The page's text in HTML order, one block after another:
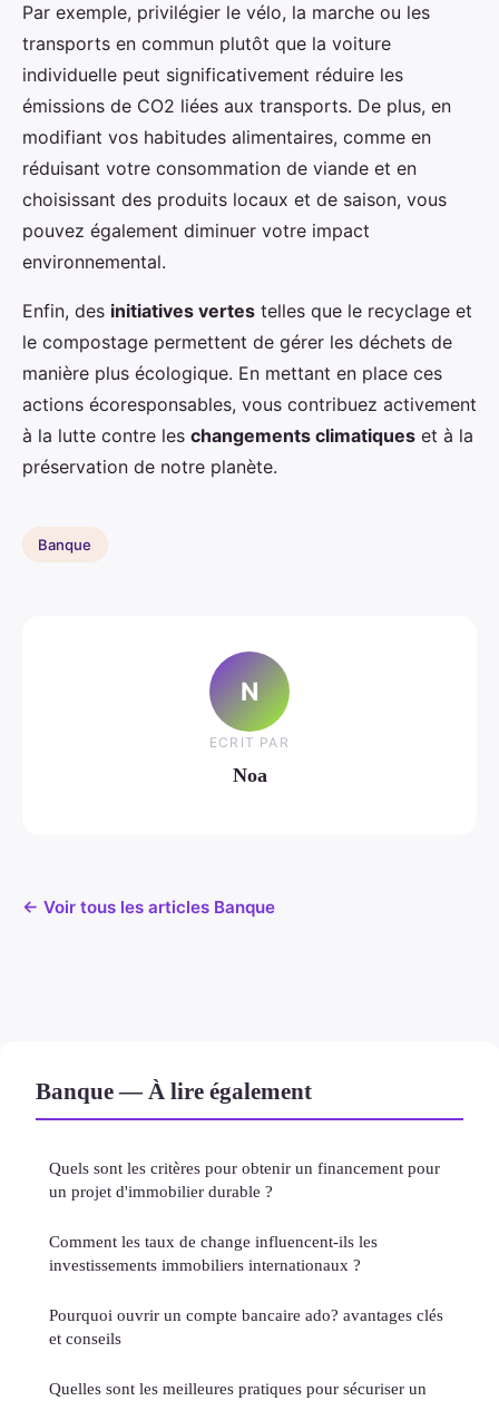
Par exemple, privilégier le vélo, la marche ou les
transports en commun plutôt que la voiture
individuelle peut significativement réduire les
émissions de CO2 liées aux transports. De plus, en
modifiant vos habitudes alimentaires, comme en
réduisant votre consommation de viande et en
choisissant des produits locaux et de saison, vous
pouvez également diminuer votre impact
environnemental.
Enfin, des initiatives vertes telles que le recyclage et
le compostage permettent de gérer les déchets de
manière plus écologique. En mettant en place ces
actions écoresponsables, vous contribuez activement
à la lutte contre les changements climatiques et à la
préservation de notre planète.
Banque
N
ECRIT PAR
Noa
← Voir tous les articles Banque
Banque — À lire également
Quels sont les critères pour obtenir un financement pour
un projet d'immobilier durable ?
Comment les taux de change influencent-ils les
investissements immobiliers internationaux ?
Pourquoi ouvrir un compte bancaire ado? avantages clés
et conseils
Quelles sont les meilleures pratiques pour sécuriser un